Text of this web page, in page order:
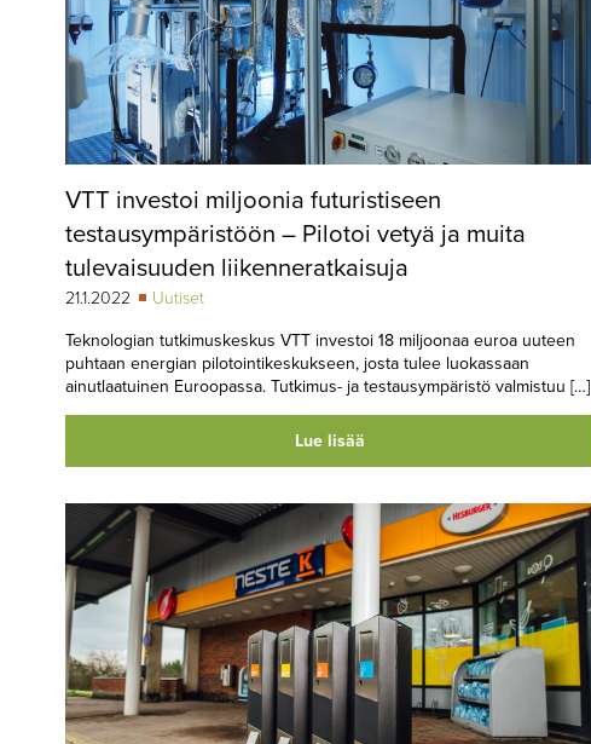
VTT investoi miljoonia futuristiseen
testausympäristöön – Pilotoi vetyä ja muita
tulevaisuuden liikenneratkaisuja
21.1.2022 Uutiset
Teknologian tutkimuskeskus VTT investoi 18 miljoonaa euroa uuteen
puhtaan energian pilotointikeskukseen, josta tulee luokassaan
ainutlaatuinen Euroopassa. Tutkimus- ja testausympäristö valmistuu […]
Lue lisää